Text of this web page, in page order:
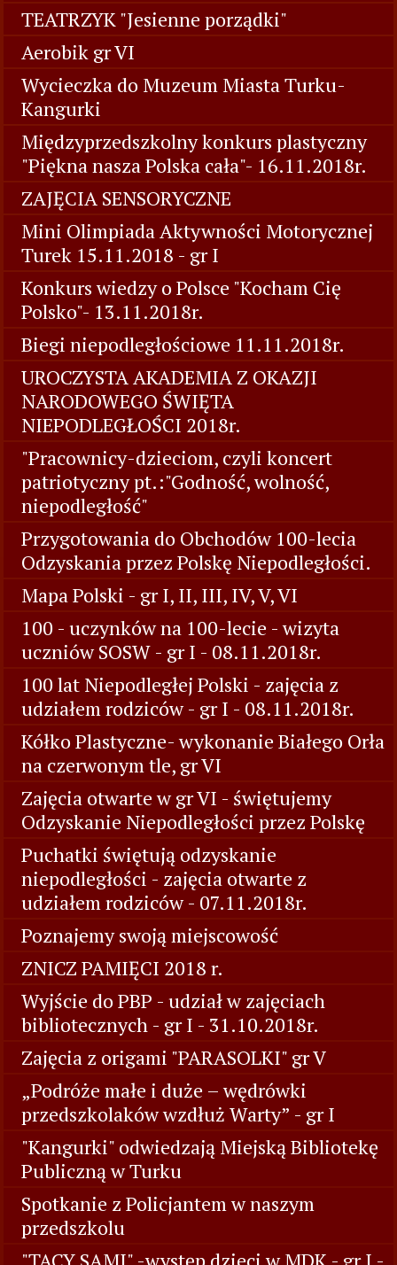
TEATRZYK "Jesienne porządki"
Aerobik gr VI
Wycieczka do Muzeum Miasta Turku-
Kangurki
Międzyprzedszkolny konkurs plastyczny
"Piękna nasza Polska cała"- 16.11.2018r.
ZAJĘCIA SENSORYCZNE
Mini Olimpiada Aktywności Motorycznej
Turek 15.11.2018 - gr I
Konkurs wiedzy o Polsce "Kocham Cię
Polsko"- 13.11.2018r.
Biegi niepodległościowe 11.11.2018r.
UROCZYSTA AKADEMIA Z OKAZJI
NARODOWEGO ŚWIĘTA
NIEPODLEGŁOŚCI 2018r.
"Pracownicy-dzieciom, czyli koncert
patriotyczny pt.:"Godność, wolność,
niepodległość"
Przygotowania do Obchodów 100-lecia
Odzyskania przez Polskę Niepodległości.
Mapa Polski - gr I, II, III, IV, V, VI
100 - uczynków na 100-lecie - wizyta
uczniów SOSW - gr I - 08.11.2018r.
100 lat Niepodległej Polski - zajęcia z
udziałem rodziców - gr I - 08.11.2018r.
Kółko Plastyczne- wykonanie Białego Orła
na czerwonym tle, gr VI
Zajęcia otwarte w gr VI - świętujemy
Odzyskanie Niepodległości przez Polskę
Puchatki świętują odzyskanie
niepodległości - zajęcia otwarte z
udziałem rodziców - 07.11.2018r.
Poznajemy swoją miejscowość
ZNICZ PAMIĘCI 2018 r.
Wyjście do PBP - udział w zajęciach
bibliotecznych - gr I - 31.10.2018r.
Zajęcia z origami "PARASOLKI" gr V
„Podróże małe i duże – wędrówki
przedszkolaków wzdłuż Warty” - gr I
"Kangurki" odwiedzają Miejską Bibliotekę
Publiczną w Turku
Spotkanie z Policjantem w naszym
przedszkolu